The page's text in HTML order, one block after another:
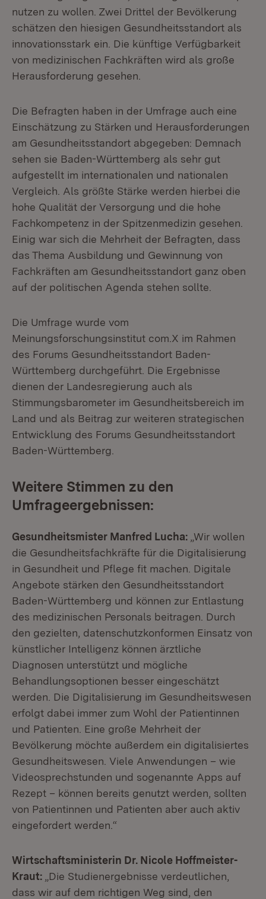
nutzen zu wollen. Zwei Drittel der Bevölkerung
schätzen den hiesigen Gesundheitsstandort als
innovationsstark ein. Die künftige Verfügbarkeit
von medizinischen Fachkräften wird als große
Herausforderung gesehen.
Die Befragten haben in der Umfrage auch eine
Einschätzung zu Stärken und Herausforderungen
am Gesundheitsstandort abgegeben: Demnach
sehen sie Baden-Württemberg als sehr gut
aufgestellt im internationalen und nationalen
Vergleich. Als größte Stärke werden hierbei die
hohe Qualität der Versorgung und die hohe
Fachkompetenz in der Spitzenmedizin gesehen.
Einig war sich die Mehrheit der Befragten, dass
das Thema Ausbildung und Gewinnung von
Fachkräften am Gesundheitsstandort ganz oben
auf der politischen Agenda stehen sollte.
Die Umfrage wurde vom
Meinungsforschungsinstitut com.X im Rahmen
des Forums Gesundheitsstandort Baden-
Württemberg durchgeführt. Die Ergebnisse
dienen der Landesregierung auch als
Stimmungsbarometer im Gesundheitsbereich im
Land und als Beitrag zur weiteren strategischen
Entwicklung des Forums Gesundheitsstandort
Baden-Württemberg.
Weitere Stimmen zu den
Umfrageergebnissen:
Gesundheitsmister Manfred Lucha: „Wir wollen
die Gesundheitsfachkräfte für die Digitalisierung
in Gesundheit und Pflege fit machen. Digitale
Angebote stärken den Gesundheitsstandort
Baden-Württemberg und können zur Entlastung
des medizinischen Personals beitragen. Durch
den gezielten, datenschutzkonformen Einsatz von
künstlicher Intelligenz können ärztliche
Diagnosen unterstützt und mögliche
Behandlungsoptionen besser eingeschätzt
werden. Die Digitalisierung im Gesundheitswesen
erfolgt dabei immer zum Wohl der Patientinnen
und Patienten. Eine große Mehrheit der
Bevölkerung möchte außerdem ein digitalisiertes
Gesundheitswesen. Viele Anwendungen – wie
Videosprechstunden und sogenannte Apps auf
Rezept – können bereits genutzt werden, sollten
von Patientinnen und Patienten aber auch aktiv
eingefordert werden.“
Wirtschaftsministerin Dr. Nicole Hoffmeister-
Kraut: „Die Studienergebnisse verdeutlichen,
dass wir auf dem richtigen Weg sind, den